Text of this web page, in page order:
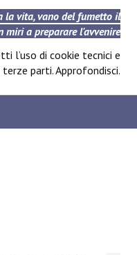
la vita, vano del fumetto il
miri a preparare l'avvenire
l’uso di cookie tecnici e
parti.Approfondisci.